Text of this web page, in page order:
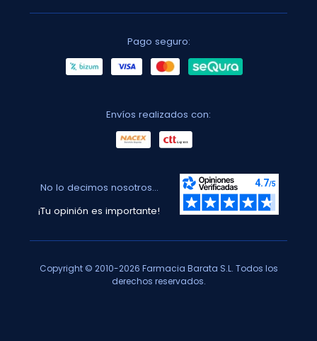
Pago seguro:
Envíos realizados con:
No lo decimos nosotros...
¡Tu opinión es importante!
Copyright © 2010-2026 Farmacia Barata S.L. Todos los
derechos reservados.